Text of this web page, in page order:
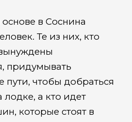
в Соснина
Те из них, кто
придумывать
пути, чтобы добраться
лодке, а кто идет
которые стоят в